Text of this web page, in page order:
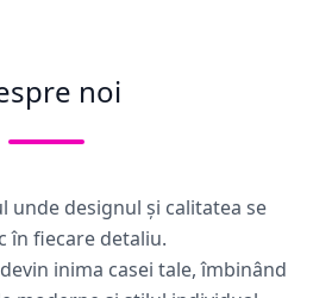
noi
unde designul și calitatea se
în fiecare detaliu.
inima casei tale, îmbinând